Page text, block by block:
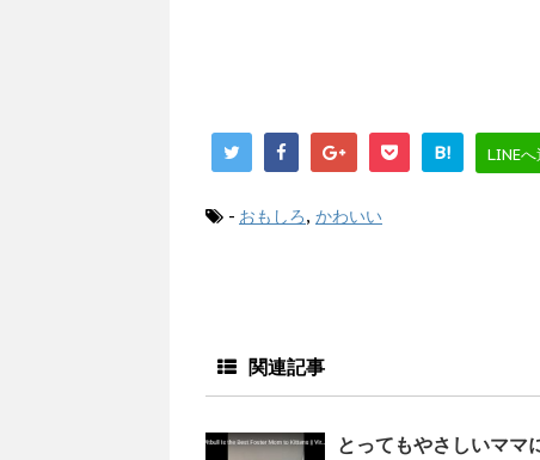
B! LINEへ
- おもしろ, かわいい
関連記事
とってもやさしいママ